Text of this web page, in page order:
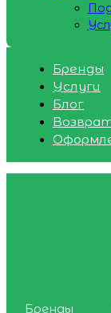
Бренды
Услуги
Блог
Бренды